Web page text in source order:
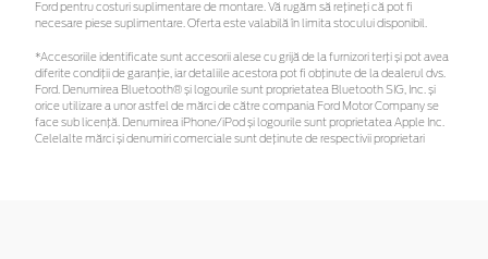
Ford pentru costuri suplimentare de montare. Vă rugăm să rețineți că pot fi
necesare piese suplimentare. Oferta este valabilă în limita stocului disponibil.
*Accesoriile identificate sunt accesorii alese cu grijă de la furnizori terți și pot avea
diferite condiții de garanție, iar detaliile acestora pot fi obținute de la dealerul dvs.
Ford. Denumirea Bluetooth® și logourile sunt proprietatea Bluetooth SIG, Inc. și
orice utilizare a unor astfel de mărci de către compania Ford Motor Company se
face sub licență. Denumirea iPhone/iPod și logourile sunt proprietatea Apple Inc.
Celelalte mărci și denumiri comerciale sunt deținute de respectivii proprietari